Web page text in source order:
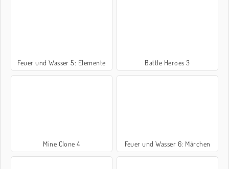
Feuer und Wasser 5: Elemente Battle Heroes 3
Mine Clone 4 Feuer und Wasser 6: Märchen